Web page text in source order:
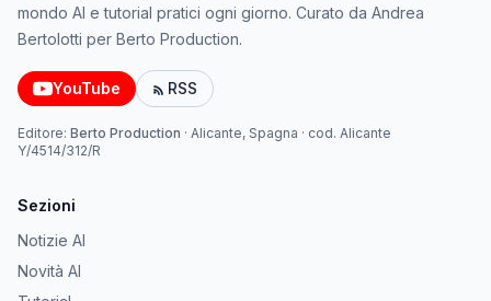
mondo AI e tutorial pratici ogni giorno. Curato da Andrea
Bertolotti per Berto Production.
YouTube RSS
Editore: Berto Production · Alicante, Spagna · cod. Alicante
Y/4514/312/R
Sezioni
Notizie AI
Novità AI